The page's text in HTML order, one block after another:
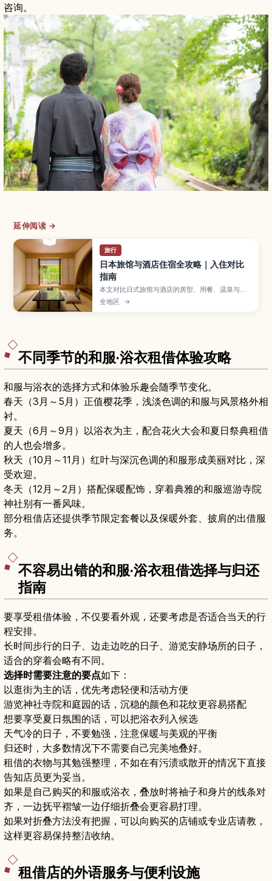
咨询。
延伸阅读 →
旅行
日本旅馆与酒店住宿全攻略｜入住对比
指南
本文对比日式旅馆与酒店的房型、用餐、温泉与住
宿规则差异，帮助你按行程与需求选对住宿。
全地区 →
不同季节的和服·浴衣租借体验攻略
和服与浴衣的选择方式和体验乐趣会随季节变化。
春天（3月～5月）正值樱花季，浅淡色调的和服与风景格外相
衬。
夏天（6月～9月）以浴衣为主，配合花火大会和夏日祭典租借
的人也会增多。
秋天（10月～11月）红叶与深沉色调的和服形成美丽对比，深
受欢迎。
冬天（12月～2月）搭配保暖配饰，穿着典雅的和服巡游寺院
神社别有一番风味。
部分租借店还提供季节限定套餐以及保暖外套、披肩的出借服
务。
不容易出错的和服·浴衣租借选择与归还
指南
要享受租借体验，不仅要看外观，还要考虑是否适合当天的行
程安排。
长时间步行的日子、边走边吃的日子、游览安静场所的日子，
适合的穿着会略有不同。
选择时需要注意的要点如下：
以逛街为主的话，优先考虑轻便和活动方便
游览神社寺院和庭园的话，沉稳的颜色和花纹更容易搭配
想要享受夏日氛围的话，可以把浴衣列入候选
天气冷的日子，不要勉强，注意保暖与美观的平衡
归还时，大多数情况下不需要自己完美地叠好。
租借的衣物与其勉强整理，不如在有污渍或散开的情况下直接
告知店员更为妥当。
如果是自己购买的和服或浴衣，叠放时将袖子和身片的线条对
齐，一边抚平褶皱一边仔细折叠会更容易打理。
如果对折叠方法没有把握，可以向购买的店铺或专业店请教，
这样更容易保持整洁收纳。
租借店的外语服务与便利设施